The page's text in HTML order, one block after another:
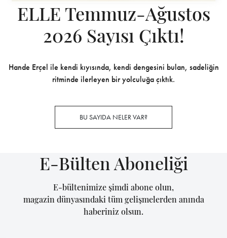
ELLE Temmuz-Ağustos
2026 Sayısı Çıktı!
Hande Erçel ile kendi kıyısında, kendi dengesini bulan, sadeliğin
ritminde ilerleyen bir yolculuğa çıktık.
BU SAYIDA NELER VAR?
E-Bülten Aboneliği
E-bültenimize şimdi abone olun,
magazin dünyasındaki tüm gelişmelerden anında
haberiniz olsun.